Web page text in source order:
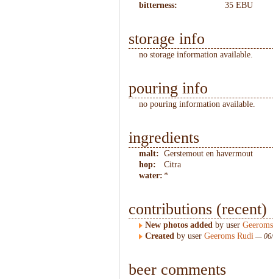
bitterness: 35 EBU
storage info
no storage information available.
pouring info
no pouring information available.
ingredients
malt: Gerstemout en havermout
hop:
Citra
water: *
contributions (recent)
New photos added by user
Created by user Geeroms Rudi — 06/
beer comments